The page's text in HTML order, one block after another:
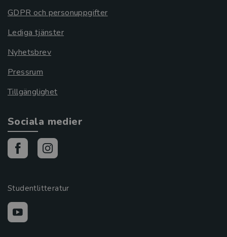
GDPR och personuppgifter
Lediga tjänster
Nyhetsbrev
Pressrum
Tillgänglighet
Sociala medier
Studentlitteratur